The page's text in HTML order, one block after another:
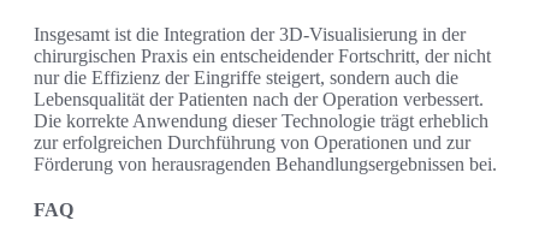
Insgesamt ist die Integration der 3D-Visualisierung in der
chirurgischen Praxis ein entscheidender Fortschritt, der nicht
nur die Effizienz der Eingriffe steigert, sondern auch die
Lebensqualität der Patienten nach der Operation verbessert.
Die korrekte Anwendung dieser Technologie trägt erheblich
zur erfolgreichen Durchführung von Operationen und zur
Förderung von herausragenden Behandlungsergebnissen bei.
FAQ